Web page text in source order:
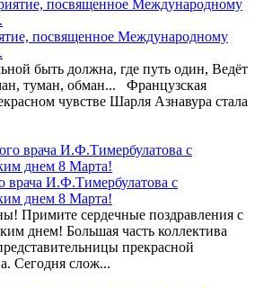
посвященное Международному
быть должна, где путь один, Ведёт
туман, обман... Французская
чувстве Шарля Азнавура стала
врача И.Ф.Тимербулатова с
днем 8 Марта!
Примите сердечные поздравления с
днем! Большая часть коллектива
прекрасной
Сегодня слож...